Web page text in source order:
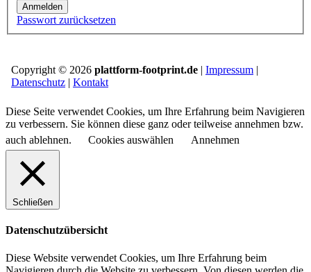
Anmelden
Passwort zurücksetzen
Copyright © 2026 plattform-footprint.de | Impressum |
Datenschutz | Kontakt
Diese Seite verwendet Cookies, um Ihre Erfahrung beim Navigieren
zu verbessern. Sie können diese ganz oder teilweise annehmen bzw.
auch ablehnen.
Cookies auswählen Annehmen
Schließen
Datenschutzübersicht
Diese Website verwendet Cookies, um Ihre Erfahrung beim